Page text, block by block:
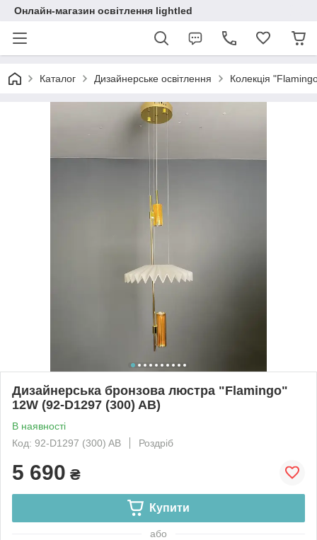
Онлайн-магазин освітлення lightled
Каталог Дизайнерське освітлення Колекція
Дизайнерська бронзова люстра "Flamingo"
12W (92-D1297 (300) AB)
В наявності
Код: 92-D1297 (300) AB
Роздріб
5 690 ₴
Купити
або